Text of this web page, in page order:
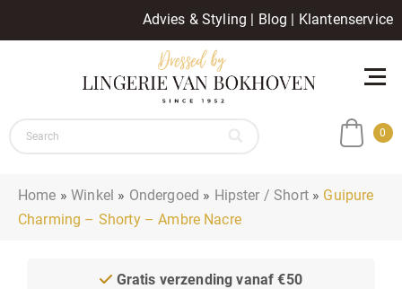
Advies & Styling | Blog | Klantenservice
0
Home »Winkel » Ondergoed » Hipster / Short» Guipure
Charming – Shorty – Ambre Nacre
Gratis verzending vanaf €50